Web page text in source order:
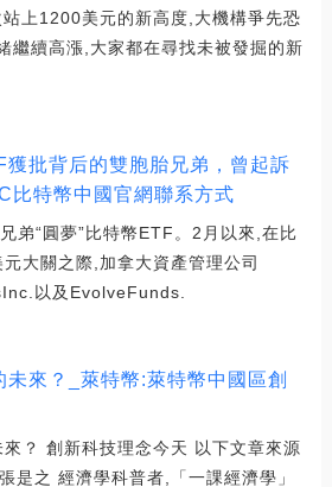
上1200美元的新高度,大機構爭先恐
繼續高漲,大家都在尋找未被發掘的新
批背后的雙胞胎兄弟，曾起訴
比特幣中國官網聯系方式
弟“圓夢”比特幣ETF。2月以來,在比
大關之際,加拿大資產管理公司
以及EvolveFunds.
未來？_萊特幣:萊特幣中國區創
？ 創新科技理念今天 以下文章來源
是之 經濟學科普者,「一課經濟學」